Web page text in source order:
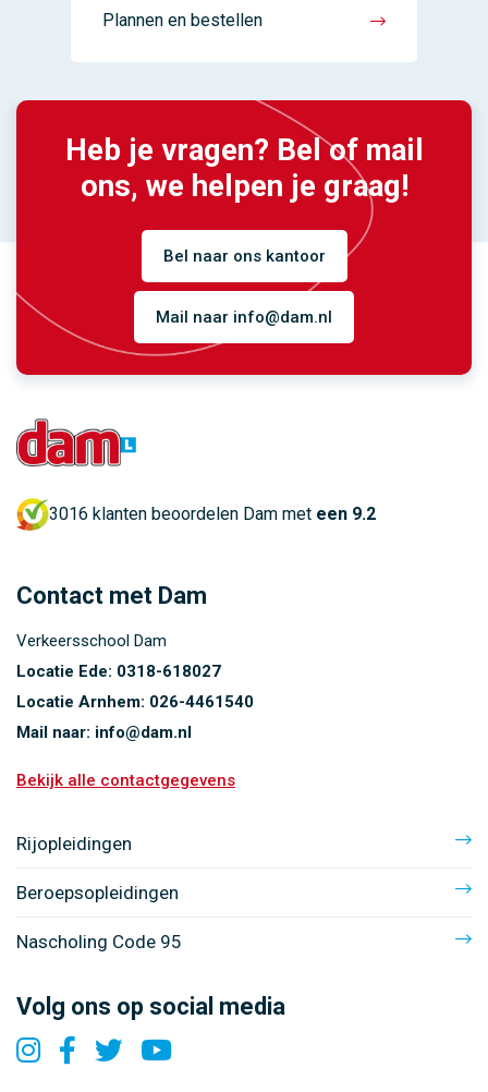
Plannen en bestellen
Heb je vragen? Bel of mail
ons, we helpen je graag!
Bel naar ons kantoor
Mail naar info@dam.nl
3016 klanten beoordelen Dam met een 9.2
Contact met Dam
Verkeersschool Dam
Locatie Ede: 0318-618027
Locatie Arnhem: 026-4461540
Mail naar: info@dam.nl
Bekijk alle contactgegevens
Rijopleidingen
Beroepsopleidingen
Nascholing Code 95
Volg ons op social media